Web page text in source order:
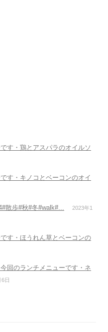
す・鶏とアスパラのオイルソ
す・キノコとベーコンのオイ
散歩#秋#冬#walk#...
2023年1
す・ほうれん草とベーコンの
回のランチメニューです・ネ
日